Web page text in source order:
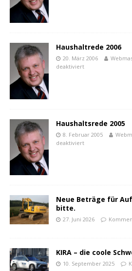
Haushaltrede 2006
20. März 2006
deaktiviert
Haushaltsrede 2005
8. Februar 2005
deaktiviert
Neue Beträge für
bitte.
27. Juni 2026
KIRA – die coole
10. September 2025